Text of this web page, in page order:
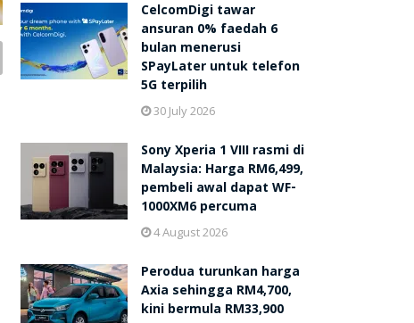
CelcomDigi tawar
ansuran 0% faedah 6
bulan menerusi
SPayLater untuk telefon
5G terpilih
30 July 2026
Sony Xperia 1 VIII rasmi di
Malaysia: Harga RM6,499,
pembeli awal dapat WF-
1000XM6 percuma
4 August 2026
Perodua turunkan harga
Axia sehingga RM4,700,
kini bermula RM33,900